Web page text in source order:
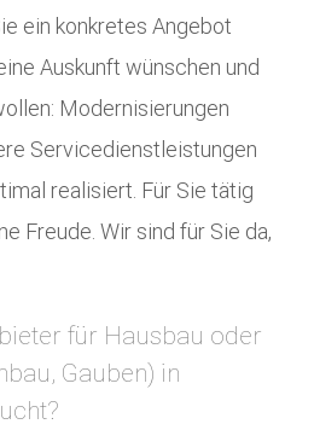
ein konkretes Angebot
Auskunft wünschen und
Modernisierungen
Servicedienstleistungen
realisiert. Für Sie tätig
Freude. Wir sind für Sie da,
für Hausbau oder
Gauben) in